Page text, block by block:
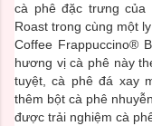
cà phê đặc trưng của
Roast trong cùng một
Coffee Frappuccino®
hương vị cà phê này
tuyệt, cà phê đá xay
thêm bột cà phê
được trải nghiệm cà